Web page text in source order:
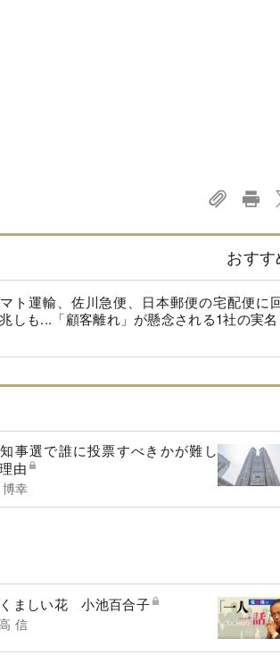
おす
ト運輸、佐川急便、日本郵便の宅配便に
しも...「顧客離れ」が懸念される1社の実名
事選で誰に投票すべきかが難し
由
博幸
ましい花 小池百合子
信